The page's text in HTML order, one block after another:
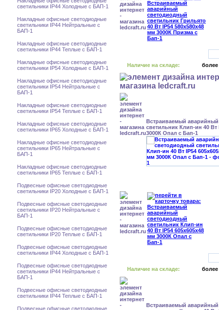
светильники IP44 Холодные с БАП-1
Накладные офисные светодиодные
светильники IP44 Нейтральные с
БАП-1
Накладные офисные светодиодные
светильники IP44 Теплые с БАП-1
Накладные офисные светодиодные
светильники IP54 Холодные с БАП-1
Накладные офисные светодиодные
светильники IP54 Нейтральные с
БАП-1
Накладные офисные светодиодные
светильники IP54 Теплые с БАП-1
Накладные офисные светодиодные
светильники IP65 Холодные с БАП-1
Накладные офисные светодиодные
светильники IP65 Нейтральные с
БАП-1
Накладные офисные светодиодные
светильники IP65 Теплые с БАП-1
Подвесные офисные светодиодные
светильники IP20 Холодные с БАП-1
Подвесные офисные светодиодные
светильники IP20 Нейтральные с
БАП-1
Подвесные офисные светодиодные
светильники IP20 Теплые с БАП-1
Подвесные офисные светодиодные
светильники IP44 Холодные с БАП-1
Подвесные офисные светодиодные
светильники IP44 Нейтральные с
БАП-1
Подвесные офисные светодиодные
светильники IP44 Теплые с БАП-1
Подвесные офисные светодиодные
Наличие на складе: более
Встраиваемый
светильник Клип-ин 40 Вт
3000К Опал с Бап-1
Наличие на складе: более
Встраиваемый